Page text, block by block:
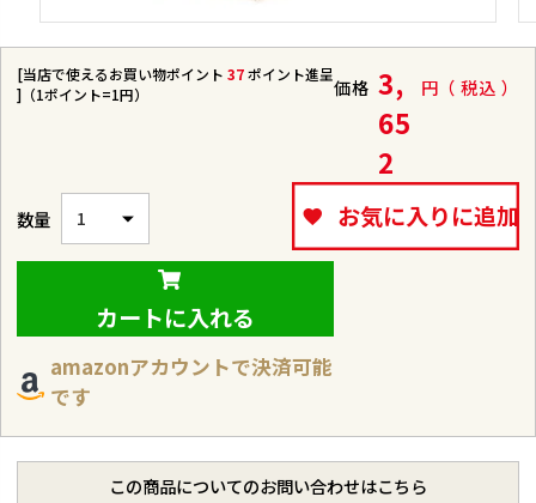
[当店で使えるお買い物ポイント 37ポイント進呈
]（1ポイント=1円）
価格 3,
65
2
税込
お気に入りに追加
カートに入れる
amazonアカウントで決済可能
です
この商品についてのお問い合わせはこちら